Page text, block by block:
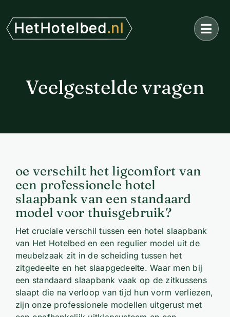
naar
inhoud
Veelgestelde vragen
oe verschilt het ligcomfort van
een professionele hotel
slaapbank van een standaard
model voor thuisgebruik?
Het cruciale verschil tussen een hotel slaapbank
van Het Hotelbed en een regulier model uit de
meubelzaak zit in de scheiding tussen het
zitgedeelte en het slaapgedeelte. Waar men bij
een standaard slaapbank vaak op de zitkussens
slaapt die na verloop van tijd hun vorm verliezen,
zijn onze professionele modellen uitgerust met